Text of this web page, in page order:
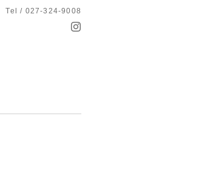
Tel / 027-324-9008